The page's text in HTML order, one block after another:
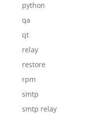
python
qa
qt
relay
restore
rpm
smtp
smtp relay